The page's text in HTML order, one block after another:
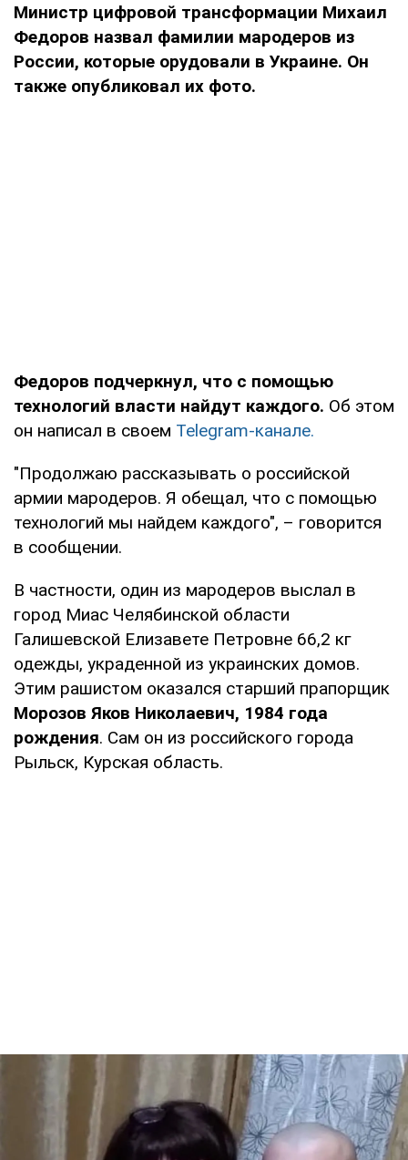
Министр цифровой трансформации Михаил
Федоров назвал фамилии мародеров из
России, которые орудовали в Украине. Он
также опубликовал их фото.
Федоров подчеркнул, что с помощью
технологий власти найдут каждого. Об этом
он написал в своем Telegram-канале.
"Продолжаю рассказывать о российской
армии мародеров. Я обещал, что с помощью
технологий мы найдем каждого", – говорится
в сообщении.
В частности, один из мародеров выслал в
город Миас Челябинской области
Галишевской Елизавете Петровне 66,2 кг
одежды, украденной из украинских домов.
Этим рашистом оказался старший прапорщик
Морозов Яков Николаевич, 1984 года
рождения. Сам он из российского города
Рыльск, Курская область.